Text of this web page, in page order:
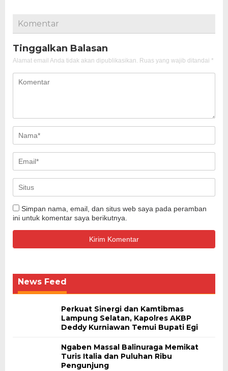
Komentar
Tinggalkan Balasan
Alamat email Anda tidak akan dipublikasikan. Ruas yang wajib ditandai *
Simpan nama, email, dan situs web saya pada peramban
ini untuk komentar saya berikutnya.
News Feed
Perkuat Sinergi dan Kamtibmas
Lampung Selatan, Kapolres AKBP
Deddy Kurniawan Temui Bupati Egi
Ngaben Massal Balinuraga Memikat
Turis Italia dan Puluhan Ribu
Pengunjung